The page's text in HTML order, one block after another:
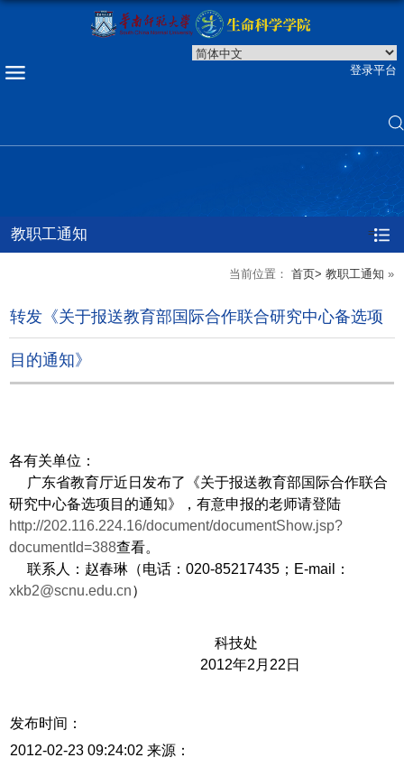
登录平台
教职工通知 =
当前位置： 首页> 教职工通知 »
转发《关于报送教育部国际合作联合研究中心备选项
目的通知》
各有关单位：
广东省教育厅近日发布了《关于报送教育部国际合作联合
研究中心备选项目的通知》，有意申报的老师请登陆
http://202.116.224.16/document/documentShow.jsp?
documentId=388查看。
联系人：赵春琳（电话：020-85217435；E-mail：
xkb2@scnu.edu.cn）
科技处
2012年2月22日
发布时间：
2012-02-23 09:24:02 来源：